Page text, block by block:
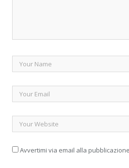
Avvertimi via email alla